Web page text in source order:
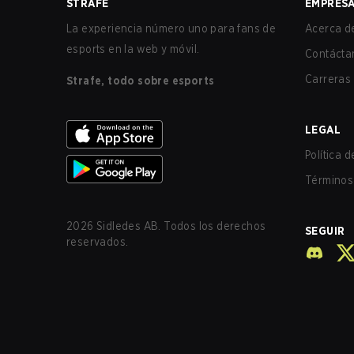
STRAFE
La experiencia número uno para fans de
esports en la web y móvil.
Strafe, todo sobre esports
2026 Sidledes AB. Todos los derechos
reservados.
Acerca
Carreras
LEGAL
Política
SEGUIR